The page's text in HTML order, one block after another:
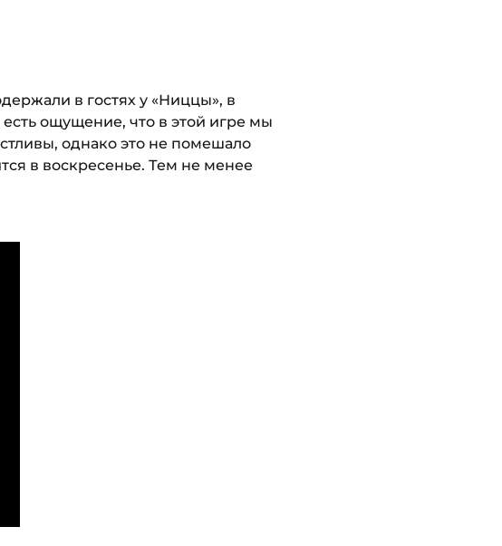
в гостях у «Ниццы», в
ощущение, что в этой игре мы
однако это не помешало
в воскресенье. Тем не менее